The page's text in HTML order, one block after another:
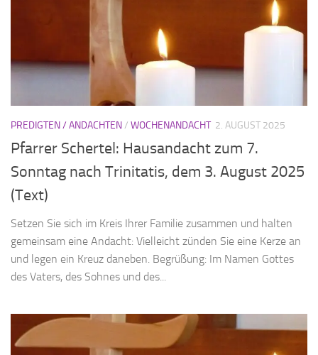
PREDIGTEN / ANDACHTEN/ WOCHENANDACHT 2. AUGUST 2025
Pfarrer Schertel: Hausandacht zum 7.
Sonntag nach Trinitatis, dem 3. August 2025
(Text)
Setzen Sie sich im Kreis Ihrer Familie zusammen und halten
gemeinsam eine Andacht: Vielleicht zünden Sie eine Kerze an
und legen ein Kreuz daneben. Begrüßung: Im Namen Gottes
des Vaters, des Sohnes und des...